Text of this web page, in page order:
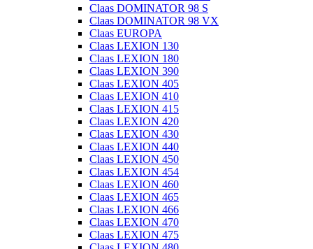
Claas DOMINATOR 98 S
Claas DOMINATOR 98 VX
Claas EUROPA
Claas LEXION 130
Claas LEXION 180
Claas LEXION 390
Claas LEXION 405
Claas LEXION 410
Claas LEXION 415
Claas LEXION 420
Claas LEXION 430
Claas LEXION 440
Claas LEXION 450
Claas LEXION 454
Claas LEXION 460
Claas LEXION 465
Claas LEXION 466
Claas LEXION 470
Claas LEXION 475